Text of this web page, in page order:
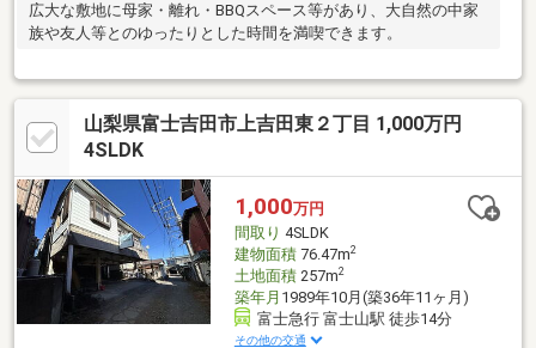
広大な敷地に母家・離れ・BBQスペース等があり、大自然の中家
族や友人等とのゆったりとした時間を満喫できます。
山梨県富士吉田市上吉田東２丁目 1,000万円
4SLDK
1,000万円
間取り 4SLDK
建物面積76.47m2
土地面積257m2
築年月 1989年10月(築36年11ヶ月)
富士急行 富士山駅 徒歩14分
その他の交通